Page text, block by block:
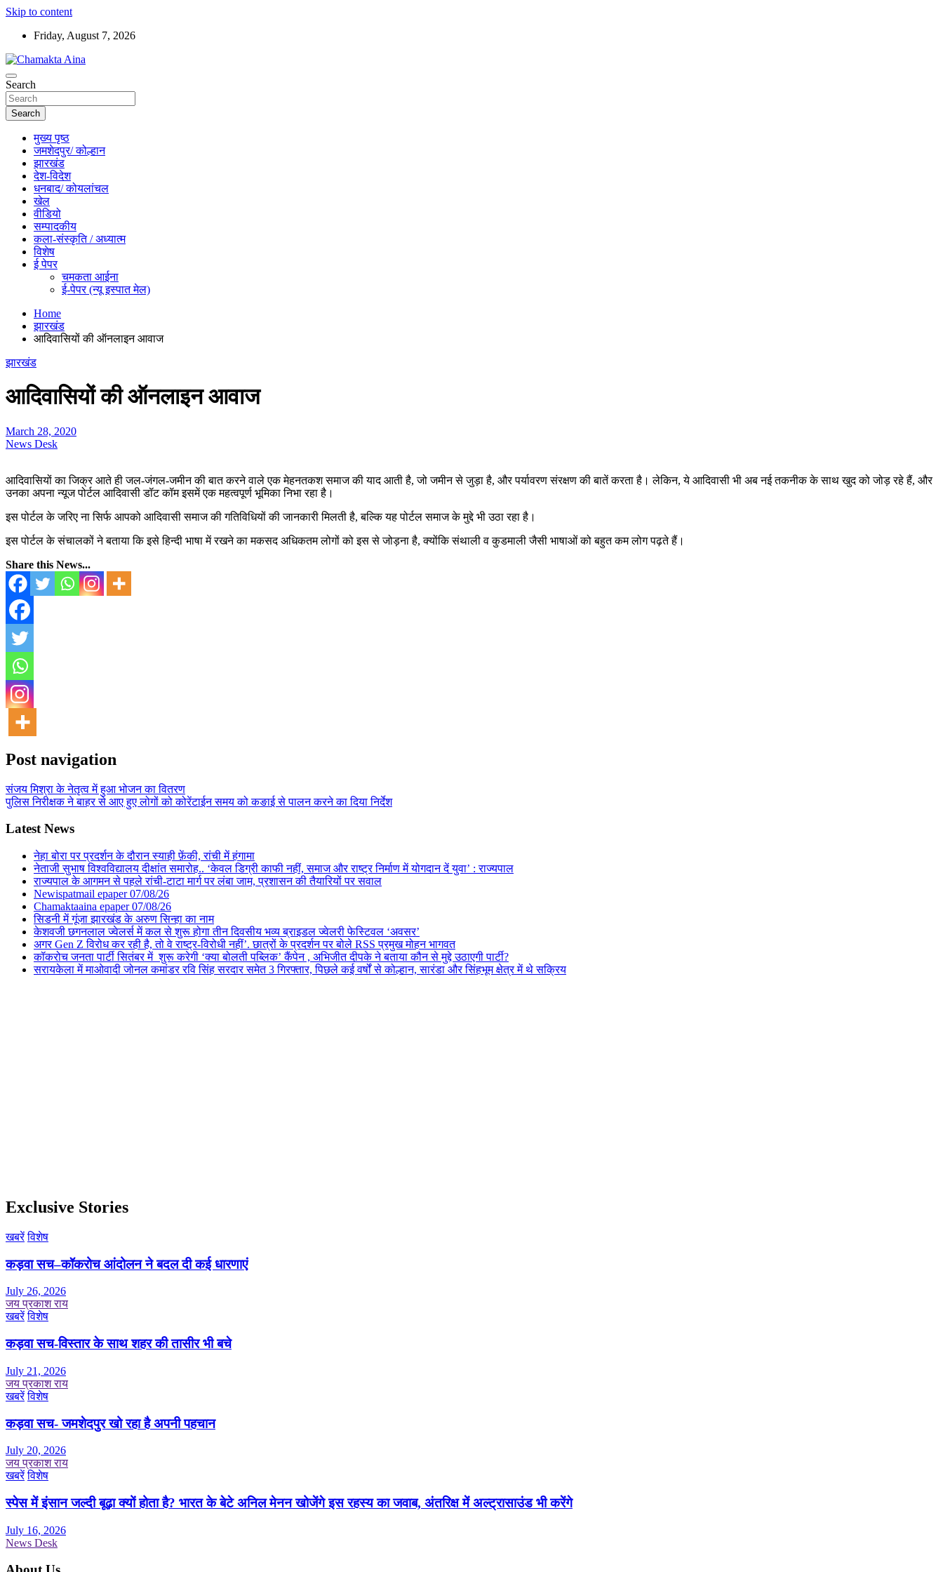
Skip to content
Friday, August 7, 2026
Chamakta Aina
Hindi News Paper – Jharkhand
Search
Search
मुख्य पृष्ठ
जमशेदपुर/ कोल्हान
झारखंड
देश-विदेश
धनबाद/ कोयलांचल
खेल
वीडियो
सम्पादकीय
कला-संस्कृति / अध्यात्म
विशेष
ई पेपर
चमकता आईना
ई-पेपर (न्यू इस्पात मेल)
Home
झारखंड
आदिवासियों की ऑनलाइन आवाज
झारखंड
आदिवासियों की ऑनलाइन आवाज
March 28, 2020
News Desk
आदिवासियों का जिक्र आते ही जल-जंगल-जमीन की बात करने वाले एक मेहनतकश समाज की याद आती है, जो जमीन से जुड़ा है, और पर्यावरण संरक्षण की बातें करता है। लेकिन, ये आदिवासी भी अब नई तकनीक के साथ खुद को जोड़ रहे हैं, और
उनका अपना न्यूज पोर्टल आदिवासी डॉट कॉम इसमें एक महत्वपूर्ण भूमिका निभा रहा है।
इस पोर्टल के जरिए ना सिर्फ आपको आदिवासी समाज की गतिविधियों की जानकारी मिलती है, बल्कि यह पोर्टल समाज के मुद्दे भी उठा रहा है।
इस पोर्टल के संचालकों ने बताया कि इसे हिन्दी भाषा में रखने का मकसद अधिकतम लोगों को इस से जोड़ना है, क्योंकि संथाली व कुडमाली जैसी भाषाओं को बहुत कम लोग पढ़ते हैं।
Share this News...
Post navigation
संजय मिश्रा के नेतृत्व में हुआ भोजन का वितरण
पुलिस निरीक्षक ने बाहर से आए हुए लोगों को कोरेंटाईन समय को कङाई से पालन करने का दिया निर्देश
Latest News
नेहा बोरा पर प्रदर्शन के दौरान स्याही फ़ेंकी, रांची में हंगामा
नेताजी सुभाष विश्वविद्यालय दीक्षांत समारोह.. ‘केवल डिग्री काफी नहीं, समाज और राष्ट्र निर्माण में योगदान दें युवा’ : राज्यपाल
राज्यपाल के आगमन से पहले रांची-टाटा मार्ग पर लंबा जाम, प्रशासन की तैयारियों पर सवाल
Newispatmail epaper 07/08/26
Chamaktaaina epaper 07/08/26
सिडनी में गूंजा झारखंड के अरुण सिन्हा का नाम
केशवजी छगनलाल ज्वेलर्स में कल से शुरू होगा तीन दिवसीय भव्य ब्राइडल ज्वेलरी फेस्टिवल ‘अवसर’
अगर Gen Z विरोध कर रही है, तो वे राष्ट्र-विरोधी नहीं’. छात्रों के प्रदर्शन पर बोले RSS प्रमुख मोहन भागवत
कॉकरोच जनता पार्टी सितंबर में शुरू करेगी ‘क्या बोलती पब्लिक’ कैंपेन , अभिजीत दीपके ने बताया कौन से मुद्दे उठाएगी पार्टी?
सरायकेला में माओवादी जोनल कमांडर रवि सिंह सरदार समेत 3 गिरफ्तार, पिछले कई वर्षों से कोल्हान, सारंडा और सिंहभूम क्षेत्र में थे सक्रिय
Exclusive Stories
खबरें विशेष
कड़वा सच–कॉकरोच आंदोलन ने बदल दी कई धारणाएं
July 26, 2026
जय प्रकाश राय
खबरें विशेष
कड़वा सच-विस्तार के साथ शहर की तासीर भी बचे
July 21, 2026
जय प्रकाश राय
खबरें विशेष
कड़वा सच- जमशेदपुर खो रहा है अपनी पहचान
July 20, 2026
जय प्रकाश राय
खबरें विशेष
स्पेस में इंसान जल्दी बूढ़ा क्यों होता है? भारत के बेटे अनिल मेनन खोजेंगे इस रहस्य का जवाब, अंतरिक्ष में अल्ट्रासाउंड भी करेंगे
July 16, 2026
News Desk